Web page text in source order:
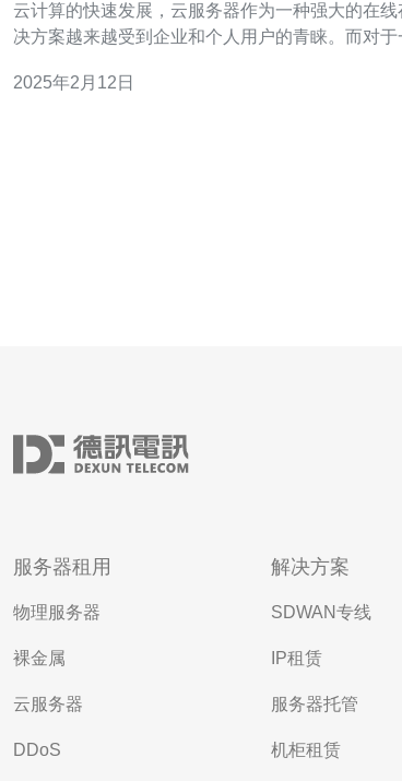
云计算的快速发展，云服务器作为一种强大的在线
决方案越来越受到企业和个人用户的青睐。而对于
选择。本文将介绍美国境外云服务器的特点、优势
2025年2月12日
服务器租用
物理服务器
裸金属
云服务器
DDoS
解决方案
SDWAN专线
IP租赁
服务器托管
机柜租赁